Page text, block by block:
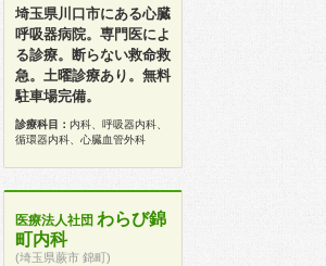
埼玉県川口市にある心臓
呼吸器病院。専門医によ
る診療。断らない救命救
急。土曜診療あり。無料
駐車場完備。
診療科目： 内科、呼吸器内科、
循環器内科、心臓血管外科
医療法人社団 わらび錦
町内科
(埼玉県蕨市 錦町)